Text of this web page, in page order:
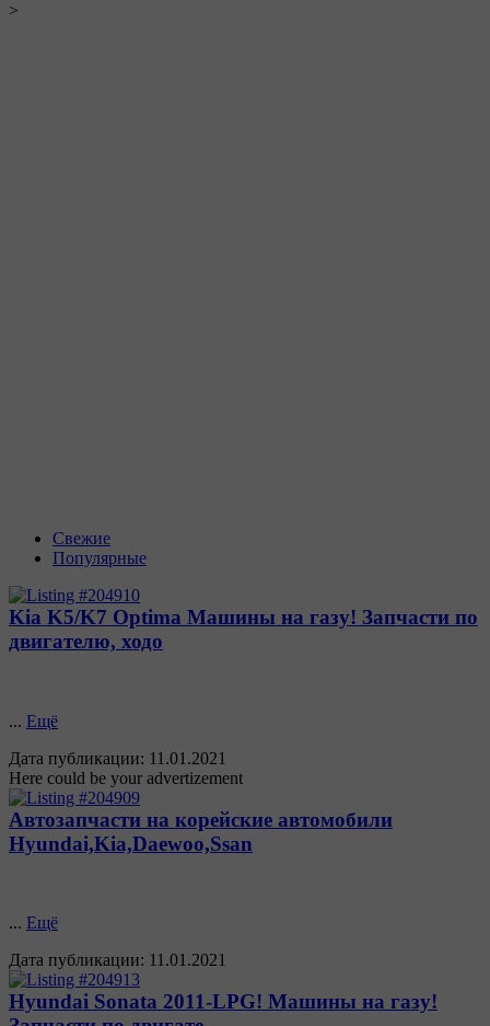
>
Свежие
Популярные
Kia K5/K7 Optima Машины на газу! Запчасти по
двигателю, ходо
... Ещё
Дата публикации: 11.01.2021
Here could be your advertizement
Автозапчасти на корейские автомобили
Hyundai,Kia,Daewoo,Ssan
... Ещё
Дата публикации: 11.01.2021
Hyundai Sonata 2011-LPG! Машины на газу!